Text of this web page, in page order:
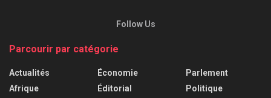
Follow Us
Parcourir par catégorie
Actualités
Afrique
Économie
Éditorial
Parlement
Politique